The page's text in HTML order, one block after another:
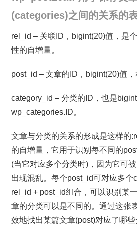
(categories)之间的关系的
rel_id – 关联ID，bigint(20)值，是
性的自增量。
post_id – 文章的ID，bigint(20)值，
category_id – 分类的ID，也是
wp_categories.ID。
文章与分类的关系的形成是这样的
的自增量，它用于识别每不同的
(当它对应多个分类时)，因为它可
出现混乱。每个post_id可对应多个
rel_id + post_id组合，可以识别某
章的分类可以是不同的。通过这张
效地找出某篇文章(post)对应了哪